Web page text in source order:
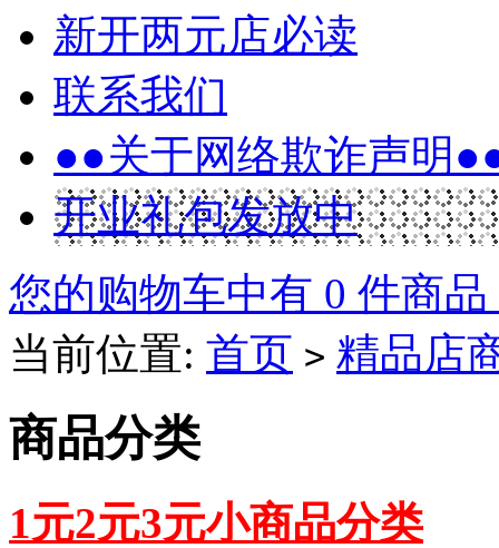
新开两元店必读
联系我们
●●关于网络欺诈声明
开业礼包发放中
您的购物车中有 0 件商
当前位置: 首页 > 精品店
商品分类
1元2元3元小商品分类